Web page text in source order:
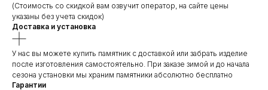
(Стоимость со скидкой вам озвучит оператор, на сайте цены
указаны без учета скидок)
Доставка и установка
У нас вы можете купить памятник с доставкой или забрать изделие
после изготовления самостоятельно. При заказе зимой и до начала
сезона установки мы храним памятники абсолютно бесплатно
Гарантии